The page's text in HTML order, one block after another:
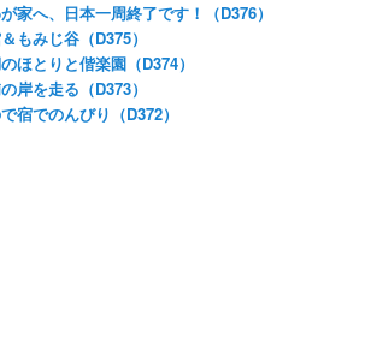
家へ、日本一周終了です！（D376）
もみじ谷（D375）
ほとりと偕楽園（D374）
岸を走る（D373）
宿でのんびり（D372）